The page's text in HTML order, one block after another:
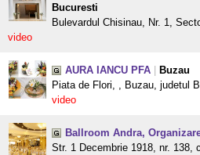
Bucuresti
Bulevardul Chisinau, Nr. 1,
video
AURA IANCU PFA
Buzau
Piata de Flori, , Buzau, judetul
video
Ballroom Andra,
Str. 1 Decembrie 1918, nr. 138,